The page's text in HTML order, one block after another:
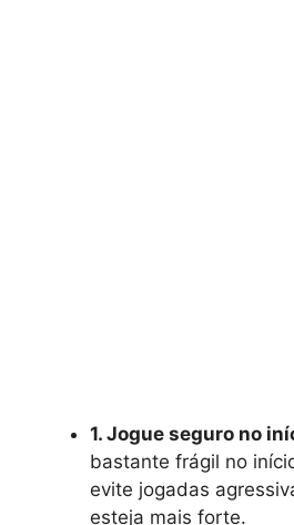
1. Jogue seguro no
bastante frágil no
evite jogadas
esteja mais forte.